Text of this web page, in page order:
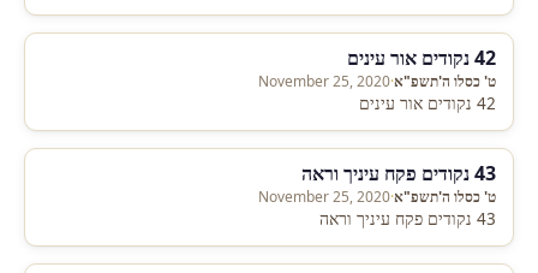
42 נקודים אור עינים
ט' כסלו ה'תשפ"א·
November 25, 2020
42 נקודים אור עינים
43 נקודים פקח עיניך וראה
ט' כסלו ה'תשפ"א·
November 25, 2020
43 נקודים פקח עיניך וראה